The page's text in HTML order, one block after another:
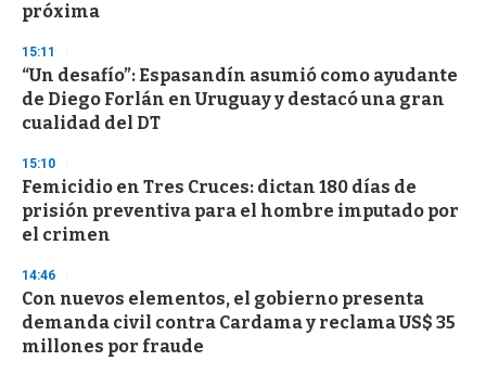
próxima
15:11
“Un desafío”: Espasandín asumió como ayudante
de Diego Forlán en Uruguay y destacó una gran
cualidad del DT
15:10
Femicidio en Tres Cruces: dictan 180 días de
prisión preventiva para el hombre imputado por
el crimen
14:46
Con nuevos elementos, el gobierno presenta
demanda civil contra Cardama y reclama US$ 35
millones por fraude